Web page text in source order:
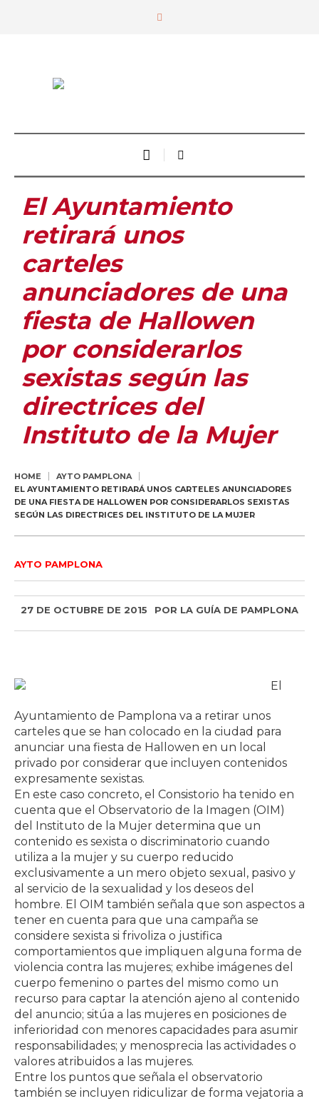
El Ayuntamiento
retirará unos
carteles
anunciadores de una
fiesta de Hallowen
por considerarlos
sexistas según las
directrices del
Instituto de la Mujer
HOME
AYTO PAMPLONA
EL AYUNTAMIENTO RETIRARÁ UNOS CARTELES ANUNCIADORES
DE UNA FIESTA DE HALLOWEN POR CONSIDERARLOS SEXISTAS
SEGÚN LAS DIRECTRICES DEL INSTITUTO DE LA MUJER
AYTO PAMPLONA
27 DE OCTUBRE DE 2015 POR LA GUÍA DE PAMPLONA
El
Ayuntamiento de Pamplona va a retirar unos
carteles que se han colocado en la ciudad para
anunciar una fiesta de Hallowen en un local
privado por considerar que incluyen contenidos
expresamente sexistas.
En este caso concreto, el Consistorio ha tenido en
cuenta que el Observatorio de la Imagen (OIM)
del Instituto de la Mujer determina que un
contenido es sexista o discriminatorio cuando
utiliza a la mujer y su cuerpo reducido
exclusivamente a un mero objeto sexual, pasivo y
al servicio de la sexualidad y los deseos del
hombre. El OIM también señala que son aspectos a
tener en cuenta para que una campaña se
considere sexista si frivoliza o justifica
comportamientos que impliquen alguna forma de
violencia contra las mujeres; exhibe imágenes del
cuerpo femenino o partes del mismo como un
recurso para captar la atención ajeno al contenido
del anuncio; sitúa a las mujeres en posiciones de
inferioridad con menores capacidades para asumir
responsabilidades; y menosprecia las actividades o
valores atribuidos a las mujeres.
Entre los puntos que señala el observatorio
también se incluyen ridiculizar de forma vejatoria a